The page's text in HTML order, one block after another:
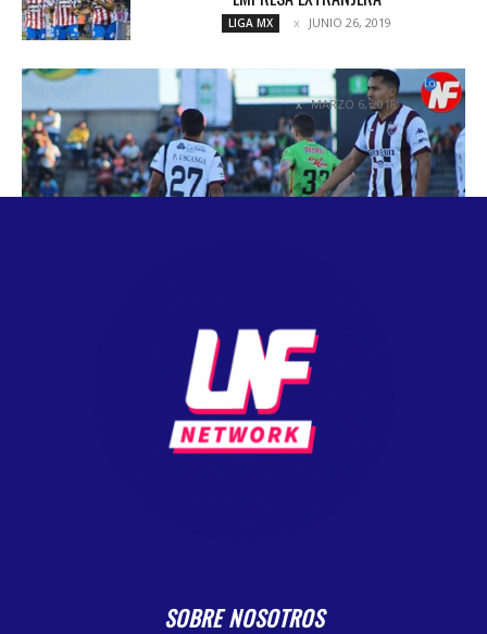
LIGA MX JUNIO 26, 2019
CAEN DE NUEVO
NOTICIAS MARZO 6, 2018
SOBRE NOSOTROS